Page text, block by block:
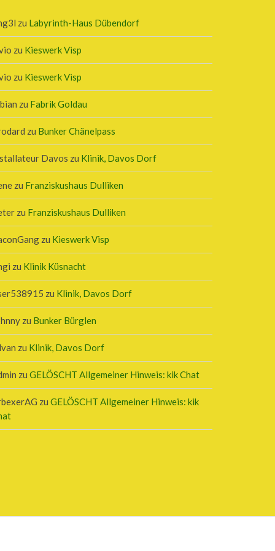
zu Labyrinth-Haus Dübendorf
zu Kieswerk Visp
zu Kieswerk Visp
zu Fabrik Goldau
zu Bunker Chänelpass
Davos zu Klinik, Davos Dorf
zu Franziskushaus Dulliken
zu Franziskushaus Dulliken
zu Kieswerk Visp
zu Klinik Küsnacht
zu Klinik, Davos Dorf
zu Bunker Bürglen
zu Klinik, Davos Dorf
zu GELÖSCHT Allgemeiner Hinweis: kik Chat
zu GELÖSCHT Allgemeiner Hinweis: kik